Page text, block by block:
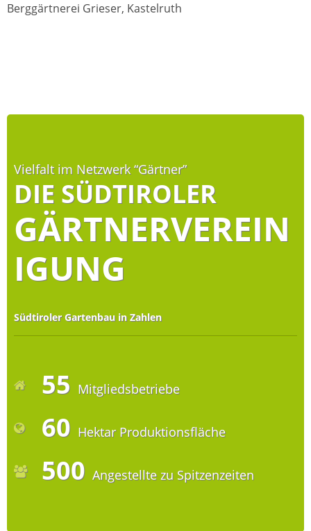
Berggärtnerei Grieser, Kastelruth
Vielfalt im Netzwerk “Gärtner”
DIE SÜDTIROLER
GÄRTNERVEREIN
IGUNG
Südtiroler Gartenbau in Zahlen
55 Mitgliedsbetriebe
60 Hektar Produktionsfläche
500 Angestellte zu Spitzenzeiten